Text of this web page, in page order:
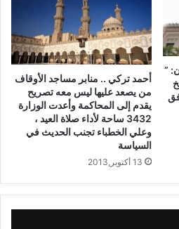
”
أحمد تركي .. منابر مساجد الأوقاف
من يصعد عليها ليس معه تصريح
يقدم إلى المحاكمة وأعدت الوزارة
3432 ساحة لأداء صلاة العيد ،
وعلي الخطباء تجنب الحديث في
السياسة
13 أكتوبر,2013